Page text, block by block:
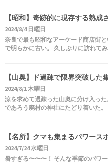
【昭和】奇跡的に現存する熟
2024/8/4 日曜日
奈良で最も昭和なアーケード商店街
で明らかに古い。 久しぶりに訪れて
【山奥】ド過疎で限界突破した
2024/8/1 木曜日
涼を求めて過疎った山奥に分け入っ
であろう廃村の神社にたどり着いた
【名所】クマも集まるパワー
2024/7/24 水曜日
暑すぎる〜〜〜！ そんな季節のパワ